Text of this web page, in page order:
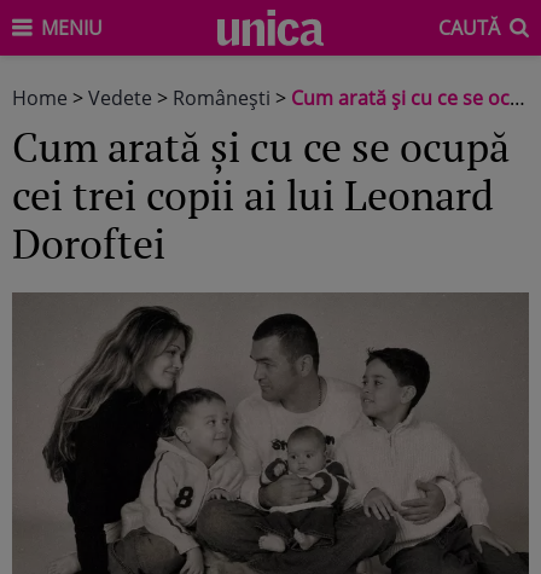
MENIU CAUTĂ
Home >Vedete > Româneşti > Cum arată și cu ce se ocupă cei trei copii ai lui Leonard Doroftei
Cum arată și cu ce se ocupă
cei trei copii ai lui Leonard
Doroftei